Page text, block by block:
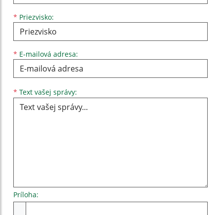
* Priezvisko:
* E-mailová adresa:
* Text vašej správy:
Príloha: